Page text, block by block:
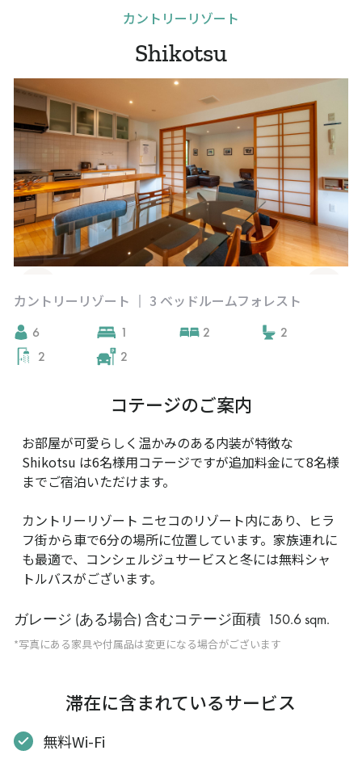
カントリーリゾート
Shikotsu
カントリーリゾート | 3 ベッドルームフォレスト
6 1 2
2
2
2
コテージのご案内
お部屋が可愛らしく温かみのある内装が特徴な
Shikotsu は6名様用コテージですが追加料金にて8名様
までご宿泊いただけます。
カントリーリゾート ニセコのリゾート内にあり、ヒラ
フ街から車で6分の場所に位置しています。家族連れに
も最適で、コンシェルジュサービスと冬には無料シャ
トルバスがございます。
ガレージ (ある場合) 含むコテージ面積 150.6 sqm.
*写真にある家具や付属品は変更になる場合がございます
滞在に含まれているサービス
無料Wi-Fi